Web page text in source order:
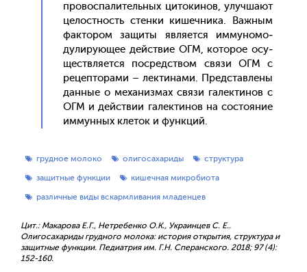
про­вос­па­литель­ных ци­токи­нов, улуч­ша­ют
це­лос­тность стен­ки ки­шеч­ни­ка. Важ­ным
фак­то­ром за­щиты яв­ля­ет­ся им­му­номо­
дули­ру­ющее дей­ствие ОГМ, ко­торое осу­
щест­вля­ет­ся пос­редс­твом свя­зи ОГМ с
ре­цеп­то­рами – лек­ти­нами. Пред­став­ле­ны
дан­ные о ме­ханиз­мах свя­зи га­лек­ти­нов с
ОГМ и дей­ствии га­лек­ти­нов на сос­то­яние
им­мунных кле­ток и фун­кций.
грудное молоко олигосахариды
структура
защитные функции
кишечная микробиота
различные виды вскармливания младенцев
Цит.: Макарова Е.Г., Нетребенко О.К., Украинцев С. Е..
Олигосахариды грудного молока: история открытия, структура и
защитные функции. Педиатрия им. Г.Н. Сперанского. 2018; 97 (4):
152-160.